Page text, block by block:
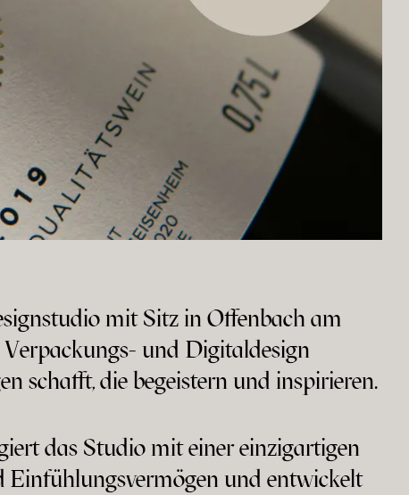
mit Sitz in Offenbach am
und Digitaldesign
schafft, die begeistern und inspirieren.
das Studio mit einer einzigartigen
Einfühlungsvermögen und entwickelt